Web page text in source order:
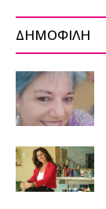
ΔΗΜΟΦΙΛΗ